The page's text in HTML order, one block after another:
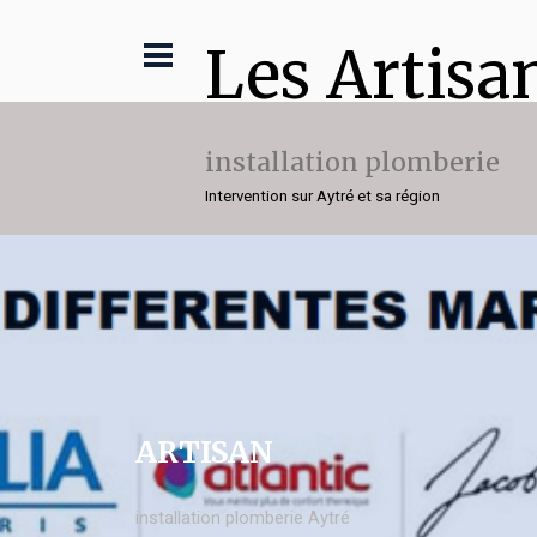
Les
installation plomberie
Intervention sur Aytré et sa région
ARTISAN
installation plomberie Aytré